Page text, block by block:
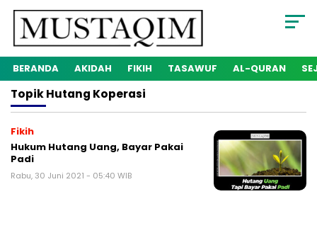
BERANDA AKIDAH FIKIH TASAWUF AL-QURAN
TopikHutang Koperasi
Fikih
Hukum Hutang Uang, Bayar Pakai
Padi
Rabu, 30 Juni 2021 - 05:40 WIB